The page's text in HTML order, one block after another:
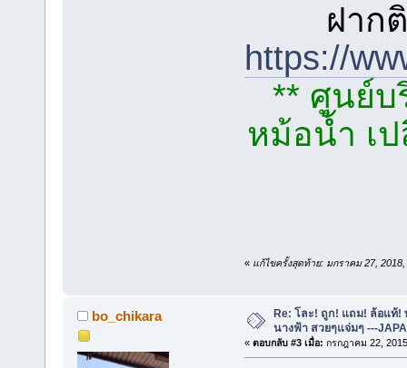
ฝาก
https://
** ศูนย์บ
หม้อน้ำ เ
« แก้ไขครั้งสุดท้าย: มกราคม 27,
bo_chikara
Re: โละ! ถูก! แถม! ล้อแท้!
นางฟ้า สวยๆแจ่มๆ ---
« ตอบกลับ #3 เมื่อ: กรกฎาคม 22,